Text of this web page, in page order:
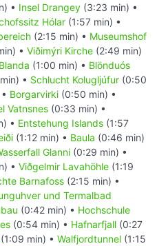
• Insel Drangey (3:23 min) •
Hólar (1:57 min) •
(2:15 min) • Museumshof
• Viðimýri Kirche (2:49 min)
Blanda (1:00 min) • Blönduós
• Schlucht Kolugljúfur (0:50
Borgarvirki (0:50 min) •
Vatnsnes (0:33 min) •
• Entstehung Islands (1:57
(1:12 min) • Baula (0:46 min)
Glanni (0:29 min) •
• Viðgelmir Lavahöhle (1:19
Barnafoss (2:15 min) •
und Termalbad
(0:42 min) • Hochschule
(0:54 min) • Hafnarfjall (0:27
(1:09 min) • Walfjordtunnel (1:15